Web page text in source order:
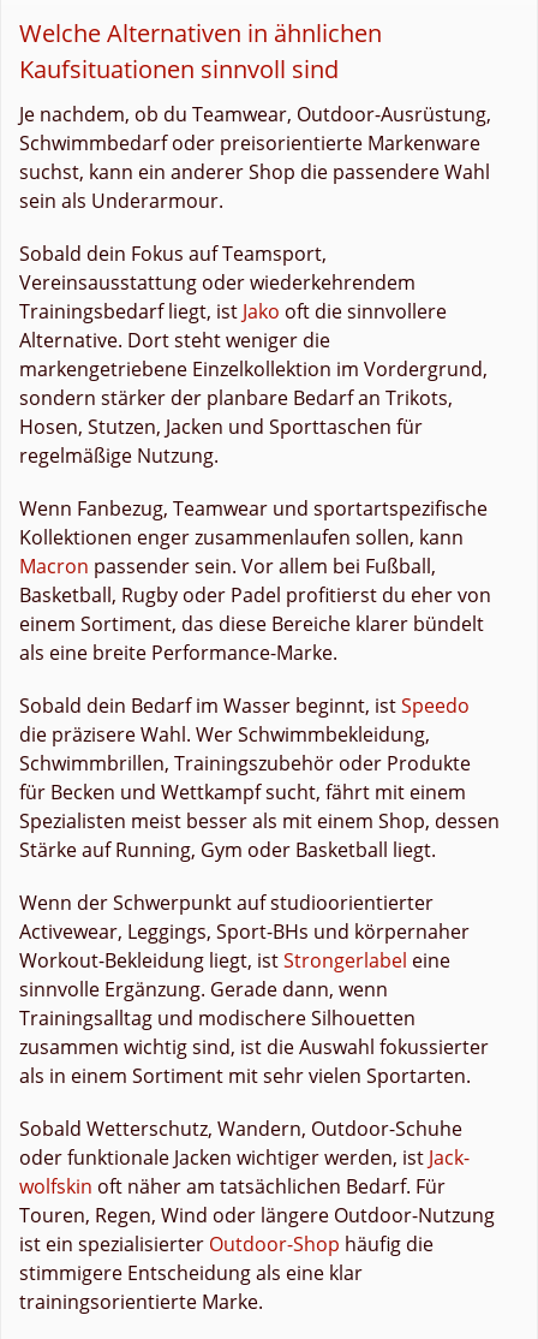
Welche Alternativen in ähnlichen
Kaufsituationen sinnvoll sind
Je nachdem, ob du Teamwear, Outdoor-Ausrüstung,
Schwimmbedarf oder preisorientierte Markenware
suchst, kann ein anderer Shop die passendere Wahl
sein als Underarmour.
Sobald dein Fokus auf Teamsport,
Vereinsausstattung oder wiederkehrendem
Trainingsbedarf liegt, ist Jako oft die sinnvollere
Alternative. Dort steht weniger die
markengetriebene Einzelkollektion im Vordergrund,
sondern stärker der planbare Bedarf an Trikots,
Hosen, Stutzen, Jacken und Sporttaschen für
regelmäßige Nutzung.
Wenn Fanbezug, Teamwear und sportartspezifische
Kollektionen enger zusammenlaufen sollen, kann
Macron passender sein. Vor allem bei Fußball,
Basketball, Rugby oder Padel profitierst du eher von
einem Sortiment, das diese Bereiche klarer bündelt
als eine breite Performance-Marke.
Sobald dein Bedarf im Wasser beginnt, istSpeedo
die präzisere Wahl. Wer Schwimmbekleidung,
Schwimmbrillen, Trainingszubehör oder Produkte
für Becken und Wettkampf sucht, fährt mit einem
Spezialisten meist besser als mit einem Shop, dessen
Stärke auf Running, Gym oder Basketball liegt.
Wenn der Schwerpunkt auf studioorientierter
Activewear, Leggings, Sport-BHs und körpernaher
Workout-Bekleidung liegt, istStrongerlabel eine
sinnvolle Ergänzung. Gerade dann, wenn
Trainingsalltag und modischere Silhouetten
zusammen wichtig sind, ist die Auswahl fokussierter
als in einem Sortiment mit sehr vielen Sportarten.
Sobald Wetterschutz, Wandern, Outdoor-Schuhe
oder funktionale Jacken wichtiger werden, ist Jack-
wolfskin oft näher am tatsächlichen Bedarf. Für
Touren, Regen, Wind oder längere Outdoor-Nutzung
ist ein spezialisierter Outdoor-Shop häufig die
stimmigere Entscheidung als eine klar
trainingsorientierte Marke.